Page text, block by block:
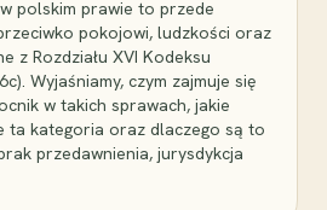
polskim prawie to przede
pokojowi, ludzkości oraz
z Rozdziału XVI Kodeksu
Wyjaśniamy, czym zajmuje się
w takich sprawach, jakie
ta kategoria oraz dlaczego są to
przedawnienia, jurysdykcja